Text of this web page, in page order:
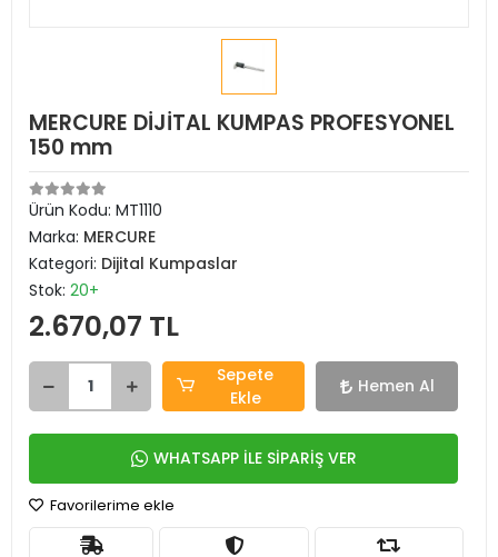
MERCURE DİJİTAL KUMPAS PROFESYONEL
150 mm
Ürün Kodu: MT1110
Marka: MERCURE
Kategori: Dijital Kumpaslar
Stok: 20+
2.670,07 TL
Sepete
Ekle
Hemen Al
WHATSAPP İLE SİPARİŞ VER
Favorilerime ekle